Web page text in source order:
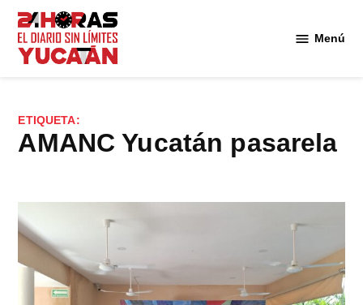
Saltar
contenido
Menú
ETIQUETA:
AMANC Yucatán pasarela